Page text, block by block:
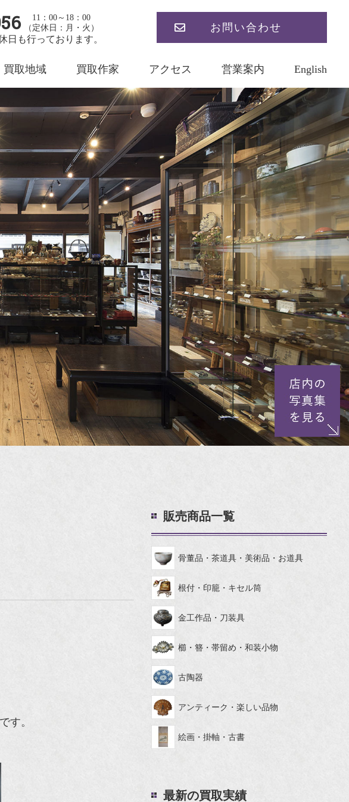
11：00～18：00
（定休日：月・火）
も行っております。
お問い合わせ
買取地域 買取作家 アクセス 営業案内 English
す。
販売商品一覧
骨董品・茶道具・美術品・お道具
根付・印籠・キセル筒
金工作品・刀装具
櫛・簪・帯留め・和装小物
古陶器
アンティーク・楽しい品物
絵画・掛軸・古書
最新の買取実績